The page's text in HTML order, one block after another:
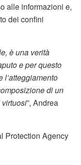
alle informazioni e,
dei confini
è una verità
e per questo
l’atteggiamento
di un
”, Andrea
Protection Agency